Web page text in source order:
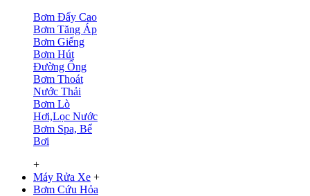
Bơm Đẩy Cao
Bơm Tăng Áp
Bơm Giếng
Bơm Hút
Đường Ống
Bơm Thoát
Nước Thải
Bơm Lò
Hơi,Lọc Nước
Bơm Spa, Bể
Bơi
+
Máy Rửa Xe +
Bơm Cứu Hỏa